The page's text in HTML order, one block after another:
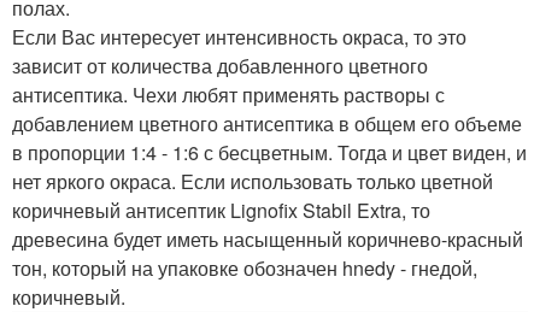
полах.
Если Вас интересует интенсивность окраса, то это
зависит от количества добавленного цветного
антисептика. Чехи любят применять растворы с
добавлением цветного антисептика в общем его объеме
в пропорции 1:4 - 1:6 с бесцветным. Тогда и цвет виден, и
нет яркого окраса. Если использовать только цветной
коричневый антисептик Lignofix Stabil Extra, то
древесина будет иметь насыщенный коричнево-красный
тон, который на упаковке обозначен hnedy - гнедой,
коричневый.